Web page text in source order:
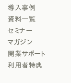
導入事例
資料一覧
セミナー
マガジン
開業サポート
利用者特典